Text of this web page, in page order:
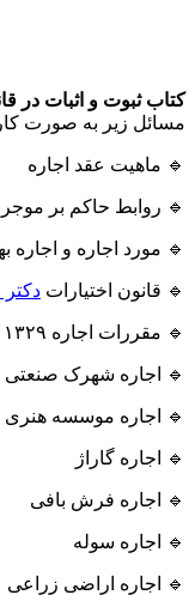
کتاب ثبوت و اثبات در
مسائل زیر به صورت
🔹 ماهیت عقد اجاره
🔹 روابط حاکم بر
🔹 مورد اجاره و اجاره
🔹 قانون اختیارات دکتر
🔹 مقررات اجاره ۱۳۲۹ ، ۱۳۵۶ ، ۱۳۶۲ ، ۱۳۷۶
🔹 اجاره شهرک صنعتی
🔹 اجاره موسسه هنری
🔹 اجاره گاراژ
🔹 اجاره فرش بافی
🔹 اجاره سوله
🔹 اجاره اراضی زراعی